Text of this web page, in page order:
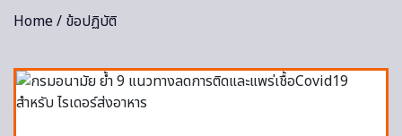
Home/ ข้อปฏิบัติ